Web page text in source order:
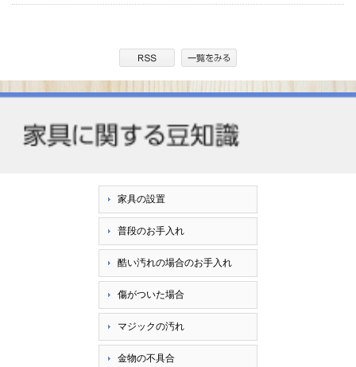
家具の設置
普段のお手入れ
酷い汚れの場合のお手入れ
傷がついた場合
マジックの汚れ
金物の不具合